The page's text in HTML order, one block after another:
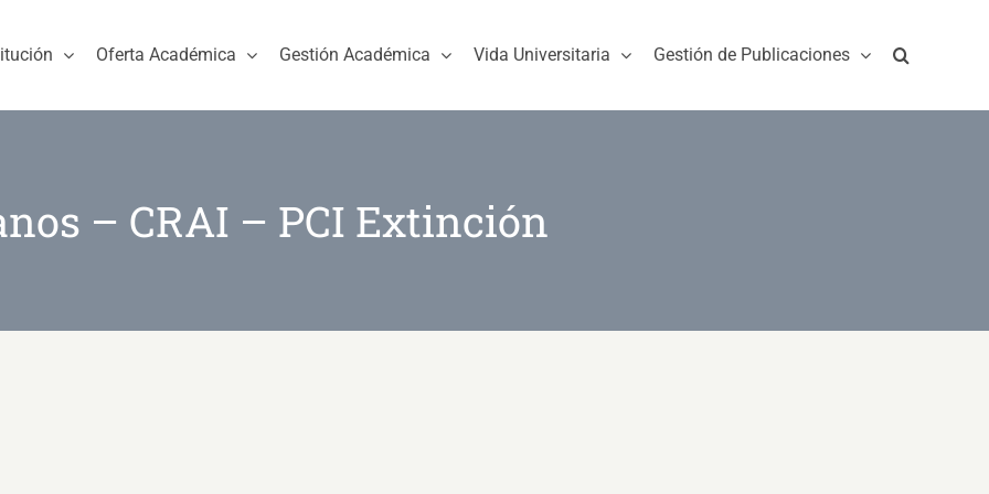
Oferta Académica Gestión Académica Vida Universitaria Gestión de Publicaciones
– CRAI – PCI Extinción